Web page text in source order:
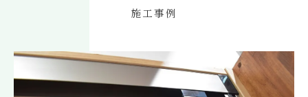
施工事例